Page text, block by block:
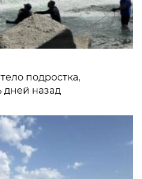
подростка,
дней назад